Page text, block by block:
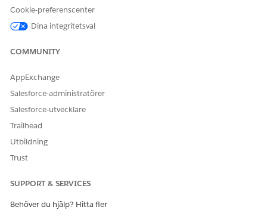
Referensåtgärdstyp
flera uppmaningsmallar?
LÖSTE DENNA ARTIKEL DITT PROBLEM?
Cookie-preferenscenter
Dina integritetsval
COMMUNITY
AppExchange
Salesforce-administratörer
Salesforce-utvecklare
Trailhead
Utbildning
Trust
SUPPORT & SERVICES
Behöver du hjälp? Hitta fler